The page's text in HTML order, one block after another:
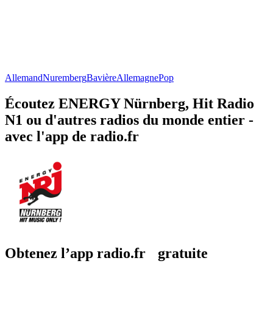
AllemandNurembergBavièreAllemagnePop
Écoutez ENERGY Nürnberg, Hit Radio
N1 ou d'autres radios du monde entier -
avec l'app de radio.fr
Obtenez l’app radio.fr gratuite